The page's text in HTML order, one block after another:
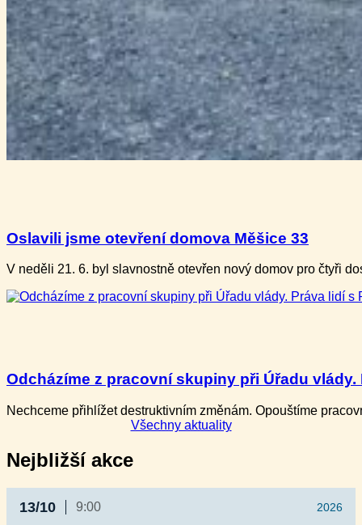
Oslavili jsme otevření domova Měšice 33
V neděli ​21. 6. b​yl slavnostně otevře​n nový domov pro ​čtyři
Odcházíme z pracovní skupiny při Úřadu vlády.
Nechceme přihlížet destruktivním změnám. Opouštíme
Všechny aktuality
Nejbližší akce
13/10 2026
9:00